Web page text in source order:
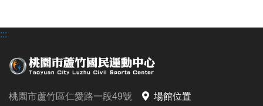
-FB : 桃園市蘆竹國民運動中心
:::
桃園市蘆竹區仁愛路一段49號
場館位置